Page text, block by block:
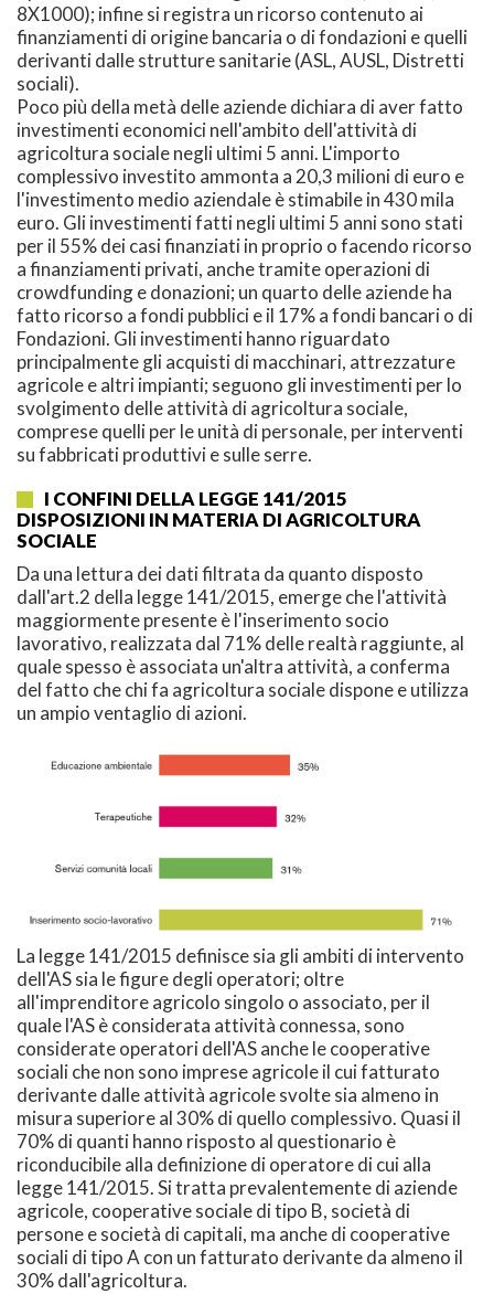
8X1000); infine si registra un ricorso contenuto ai
finanziamenti di origine bancaria o di fondazioni e quelli
derivanti dalle strutture sanitarie (ASL, AUSL, Distretti
sociali).
Poco più della metà delle aziende dichiara di aver fatto
investimenti economici nell'ambito dell'attività di
agricoltura sociale negli ultimi 5 anni. L'importo
complessivo investito ammonta a 20,3 milioni di euro e
l'investimento medio aziendale è stimabile in 430 mila
euro. Gli investimenti fatti negli ultimi 5 anni sono stati
per il 55% dei casi finanziati in proprio o facendo ricorso
a finanziamenti privati, anche tramite operazioni di
crowdfunding e donazioni; un quarto delle aziende ha
fatto ricorso a fondi pubblici e il 17% a fondi bancari o di
Fondazioni. Gli investimenti hanno riguardato
principalmente gli acquisti di macchinari, attrezzature
agricole e altri impianti; seguono gli investimenti per lo
svolgimento delle attività di agricoltura sociale,
comprese quelli per le unità di personale, per interventi
su fabbricati produttivi e sulle serre.
I CONFINI DELLA LEGGE 141/2015
DISPOSIZIONI IN MATERIA DI AGRICOLTURA
SOCIALE
Da una lettura dei dati filtrata da quanto disposto
dall'art.2 della legge 141/2015, emerge che l'attività
maggiormente presente è l'inserimento socio
lavorativo, realizzata dal 71% delle realtà raggiunte, al
quale spesso è associata un'altra attività, a conferma
del fatto che chi fa agricoltura sociale dispone e utilizza
un ampio ventaglio di azioni.
La legge 141/2015 definisce sia gli ambiti di intervento
dell'AS sia le figure degli operatori; oltre
all'imprenditore agricolo singolo o associato, per il
quale l'AS è considerata attività connessa, sono
considerate operatori dell'AS anche le cooperative
sociali che non sono imprese agricole il cui fatturato
derivante dalle attività agricole svolte sia almeno in
misura superiore al 30% di quello complessivo. Quasi il
70% di quanti hanno risposto al questionario è
riconducibile alla definizione di operatore di cui alla
legge 141/2015. Si tratta prevalentemente di aziende
agricole, cooperative sociale di tipo B, società di
persone e società di capitali, ma anche di cooperative
sociali di tipo A con un fatturato derivante da almeno il
30% dall'agricoltura.